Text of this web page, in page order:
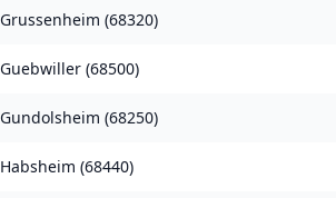
Grussenheim (68320)
Guebwiller (68500)
Gundolsheim (68250)
Habsheim (68440)